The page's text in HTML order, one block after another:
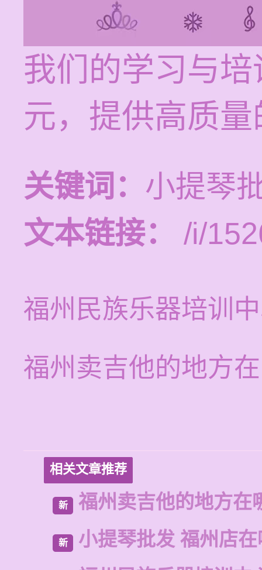
我们的学习与
元，提供高质
关键词： 小提琴
文本链接：
/i/
福州民族乐器培训
福州卖吉他的地方
相关文章推荐
新 福州卖吉他的地方在
新
小提琴批发 福州店